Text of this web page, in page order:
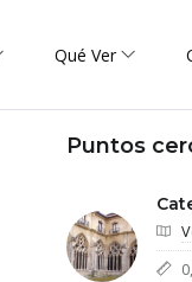
Qué Ver
Puntos